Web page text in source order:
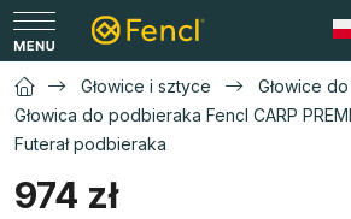
Przejść
do
treści
Głowice i sztyce
Głowice
Głowica do podbieraka Fencl CARP
Futerał podbieraka
974 zł